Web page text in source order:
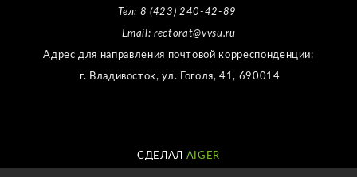
Тел: 8 (423) 240-42-89
Email: rectorat@vvsu.ru
Адрес для направления почтовой корреспонденции:
г. Владивосток, ул. Гоголя, 41, 690014
СДЕЛАЛ AIGER